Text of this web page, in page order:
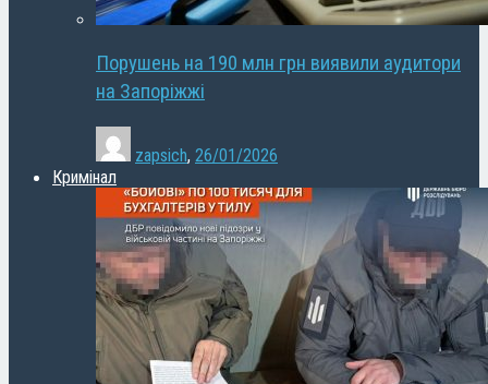
Порушень на 190 млн грн виявили аудитори
на Запоріжжі
zapsich, 26/01/2026
Кримінал